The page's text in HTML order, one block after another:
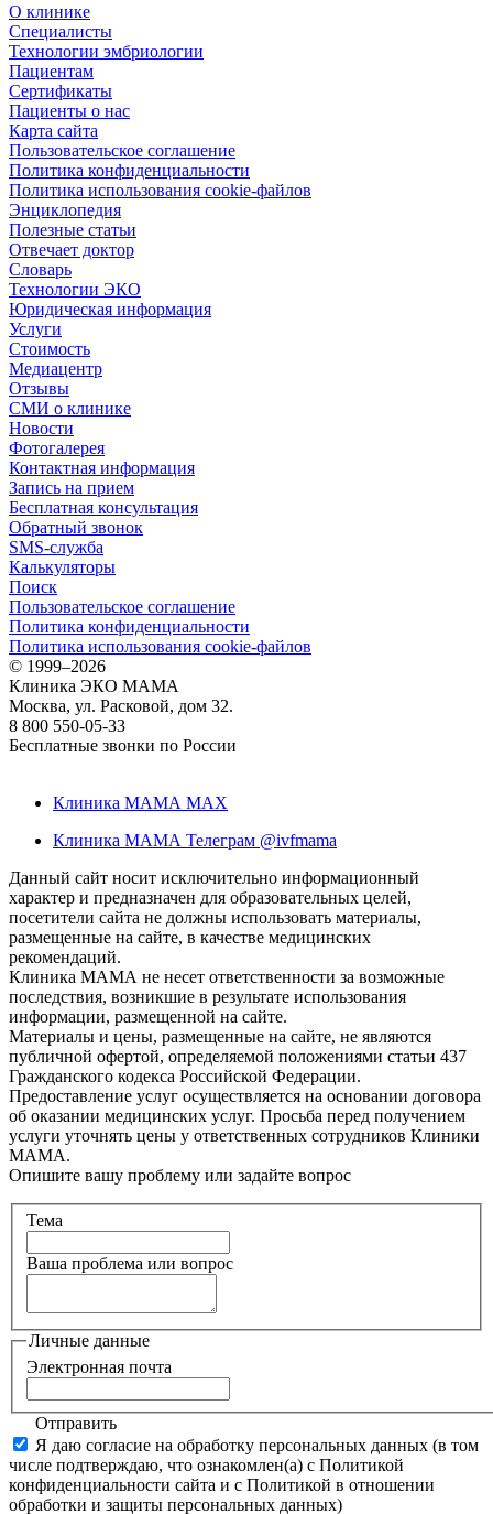
О клинике
Специалисты
Технологии эмбриологии
Пациентам
Сертификаты
Пациенты о нас
Карта сайта
Пользовательское соглашение
Политика конфиденциальности
Политика использования cookie-файлов
Энциклопедия
Полезные статьи
Отвечает доктор
Словарь
Технологии ЭКО
Юридическая информация
Услуги
Стоимость
Медиацентр
Отзывы
СМИ о клинике
Новости
Фотогалерея
Контактная информация
Запись на прием
Бесплатная консультация
Обратный звонок
SMS-служба
Калькуляторы
Поиск
Пользовательское соглашение
Политика конфиденциальности
Политика использования cookie-файлов
© 1999–2026
Клиника ЭКО МАМА
Москва, ул. Расковой, дом 32.
8 800 550-05-33
Бесплатные звонки по России
Клиника МАМА MAX
Клиника МАМА Телеграм @ivfmama
Данный сайт носит исключительно информационный
характер и предназначен для образовательных целей,
посетители сайта не должны использовать материалы,
размещенные на сайте, в качестве медицинских
рекомендаций.
Клиника МАМА не несет ответственности за возможные
последствия, возникшие в результате использования
информации, размещенной на сайте.
Материалы и цены, размещенные на сайте, не являются
публичной офертой, определяемой положениями статьи 437
Гражданского кодекса Российской Федерации.
Предоставление услуг осуществляется на основании договора
об оказании медицинских услуг. Просьба перед получением
услуги уточнять цены у ответственных сотрудников Клиники
МАМА.
Опишите вашу проблему или задайте вопрос
Тема
Ваша проблема или вопрос
Личные данные
Электронная почта
Отправить
Я даю согласие на обработку персональных данных (в том
числе подтверждаю, что ознакомлен(а) с Политикой
конфиденциальности сайта и с Политикой в отношении
обработки и защиты персональных данных)